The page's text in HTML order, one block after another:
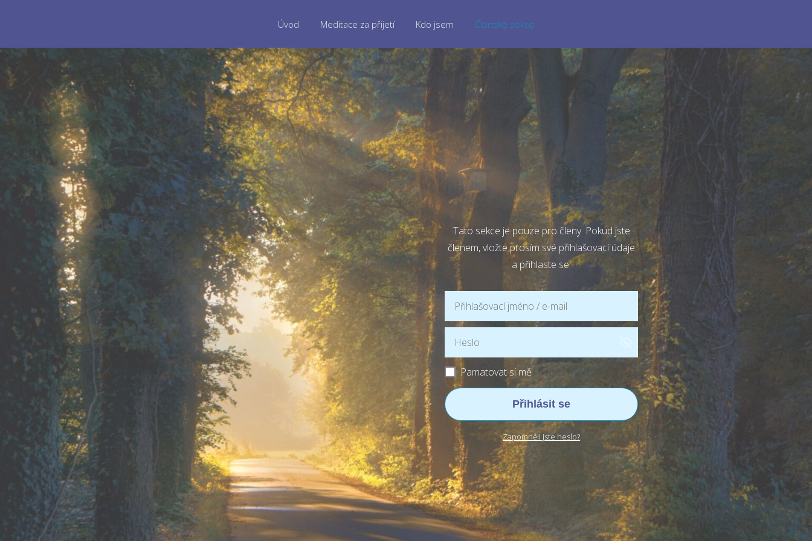
Úvod Meditace za přijetí Kdo jsem Členské sekce
Tato sekce je pouze pro členy. Pokud jste
členem, vložte prosím své přihlašovací údaje
a přihlaste se.
Pamatovat si mě
Přihlásit se
Zapomněli jste heslo?